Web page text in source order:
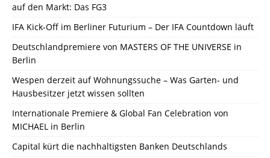
auf den Markt: Das FG3
IFA Kick-Off im Berliner Futurium – Der IFA Countdown läuft
Deutschlandpremiere von MASTERS OF THE UNIVERSE in
Berlin
Wespen derzeit auf Wohnungssuche – Was Garten- und
Hausbesitzer jetzt wissen sollten
Internationale Premiere & Global Fan Celebration von
MICHAEL in Berlin
Capital kürt die nachhaltigsten Banken Deutschlands